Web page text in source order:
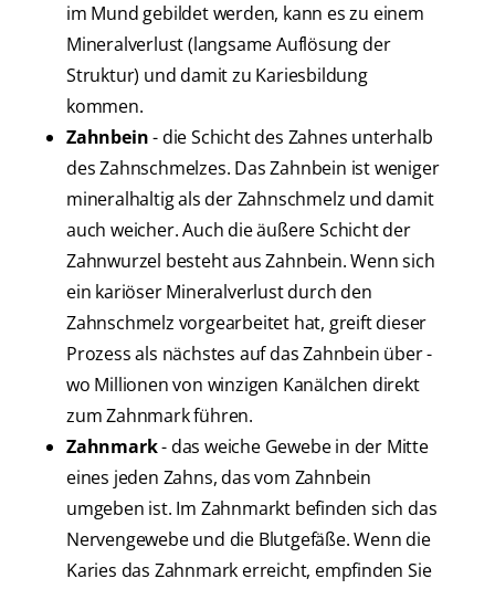
im Mund gebildet werden, kann es zu einem
Mineralverlust (langsame Auflösung der
Struktur) und damit zu Kariesbildung
kommen.
Zahnbein- die Schicht des Zahnes unterhalb
des Zahnschmelzes. Das Zahnbein ist weniger
mineralhaltig als der Zahnschmelz und damit
auch weicher. Auch die äußere Schicht der
Zahnwurzel besteht aus Zahnbein. Wenn sich
ein kariöser Mineralverlust durch den
Zahnschmelz vorgearbeitet hat, greift dieser
Prozess als nächstes auf das Zahnbein über -
wo Millionen von winzigen Kanälchen direkt
zum Zahnmark führen.
Zahnmark- das weiche Gewebe in der Mitte
eines jeden Zahns, das vom Zahnbein
umgeben ist. Im Zahnmarkt befinden sich das
Nervengewebe und die Blutgefäße. Wenn die
Karies das Zahnmark erreicht, empfinden Sie